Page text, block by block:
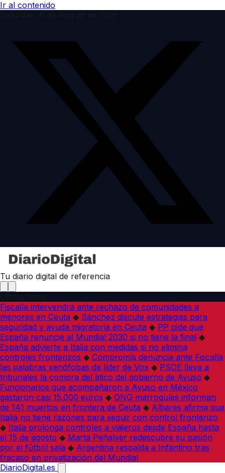
Ir al contenido
Tu diario digital de referencia
Fiscalía intervendrá ante rechazo de comunidades a
menores en Ceuta ◆ Sánchez discute estrategias para
seguridad y ayuda migratoria en Ceuta ◆ PP pide que
España renuncie al Mundial 2030 si no tiene la final ◆
España advierte a Italia con medidas si no elimina
controles fronterizos ◆ Compromís denuncia ante Fiscalía
las palabras xenófobas de líder de Vox ◆ PSOE lleva a
tribunales la compra del ático del gobierno de Ayuso ◆
Funcionarios que acompañaron a Ayuso en México
gastaron casi 15.000 euros ◆ ONG marroquíes informan
de 141 muertos en frontera de Ceuta ◆ Albares afirma que
Italia no tiene razones para seguir con control fronterizo
◆ Italia prolonga controles a viajeros desde España hasta
el 15 de agosto ◆ Marta Peñalver redescubre su pasión
por el fútbol sala ◆ Argentina respalda a Infantino tras
fracaso en privatización del Mundial
DiarioDigital.es